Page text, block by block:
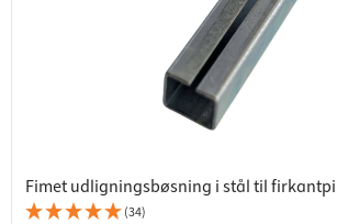
Fimet udligningsbøsning i stål til
(34)